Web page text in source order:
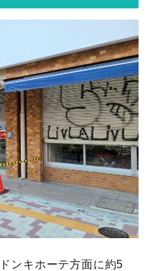
ンキホーテ方面に約5